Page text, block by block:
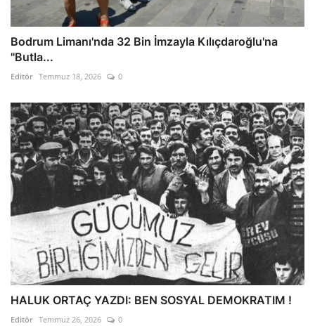
Bodrum Limanı'nda 32 Bin İmzayla Kılıçdaroğlu'na
"Butla...
Editör Temmuz 18, 2026 0
HALUK ORTAÇ YAZDI: BEN SOSYAL DEMOKRATIM !
Editör Temmuz 26, 2026 0